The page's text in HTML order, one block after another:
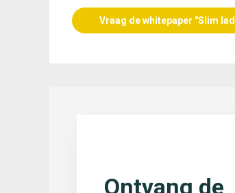
Vraag de whitepaper "Slim
Ontvang de